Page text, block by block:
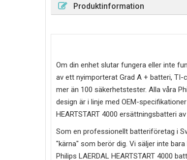
Produktinformation
Om din enhet slutar fungera eller inte
av ett nyimporterat Grad A + batteri,
mer än 100 säkerhetstester. Alla våra
design är i linje med OEM-
HEARTSTART 4000 ersättningsbatteri
Som en professionellt batteriföretag i
"kärna" som berör dig. Vi säljer inte
Philips LAERDAL HEARTSTART 4000